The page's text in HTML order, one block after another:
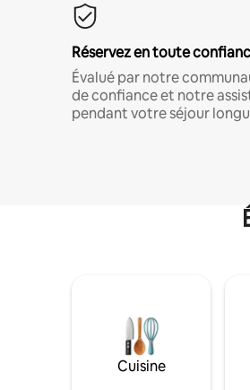
Réservez en toute
Évalué par notre
de confiance et notre
pendant votre séjour
Cuisine